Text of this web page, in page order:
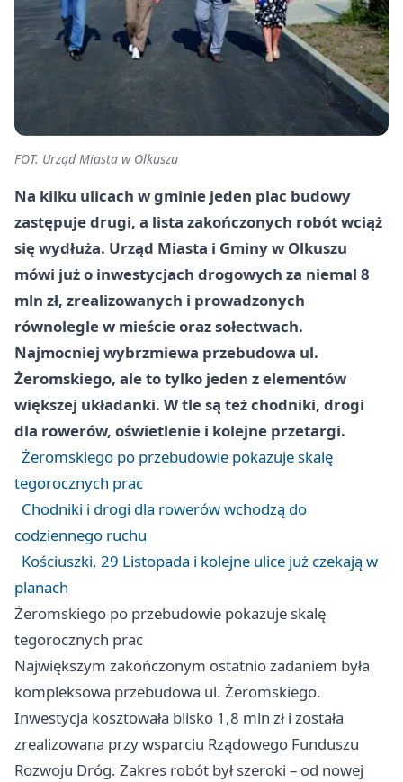
FOT. Urząd Miasta w Olkuszu
Na kilku ulicach w gminie jeden plac budowy
zastępuje drugi, a lista zakończonych robót wciąż
się wydłuża. Urząd Miasta i Gminy w Olkuszu
mówi już o inwestycjach drogowych za niemal 8
mln zł, zrealizowanych i prowadzonych
równolegle w mieście oraz sołectwach.
Najmocniej wybrzmiewa przebudowa ul.
Żeromskiego, ale to tylko jeden z elementów
większej układanki. W tle są też chodniki, drogi
dla rowerów, oświetlenie i kolejne przetargi.
Żeromskiego po przebudowie pokazuje skalę
tegorocznych prac
Chodniki i drogi dla rowerów wchodzą do
codziennego ruchu
Kościuszki, 29 Listopada i kolejne ulice już czekają w
planach
Żeromskiego po przebudowie pokazuje skalę
tegorocznych prac
Największym zakończonym ostatnio zadaniem była
kompleksowa przebudowa ul. Żeromskiego.
Inwestycja kosztowała blisko 1,8 mln zł i została
zrealizowana przy wsparciu Rządowego Funduszu
Rozwoju Dróg. Zakres robót był szeroki – od nowej